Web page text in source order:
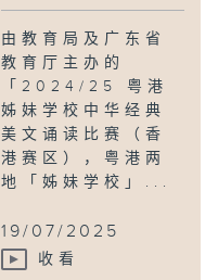
由教育局及广东省
教育厅主办的
「2024/25 粤港
姊妹学校中华经典
美文诵读比赛（香
港赛区），粤港两
地「姊妹学校」...
19/07/2025
收看